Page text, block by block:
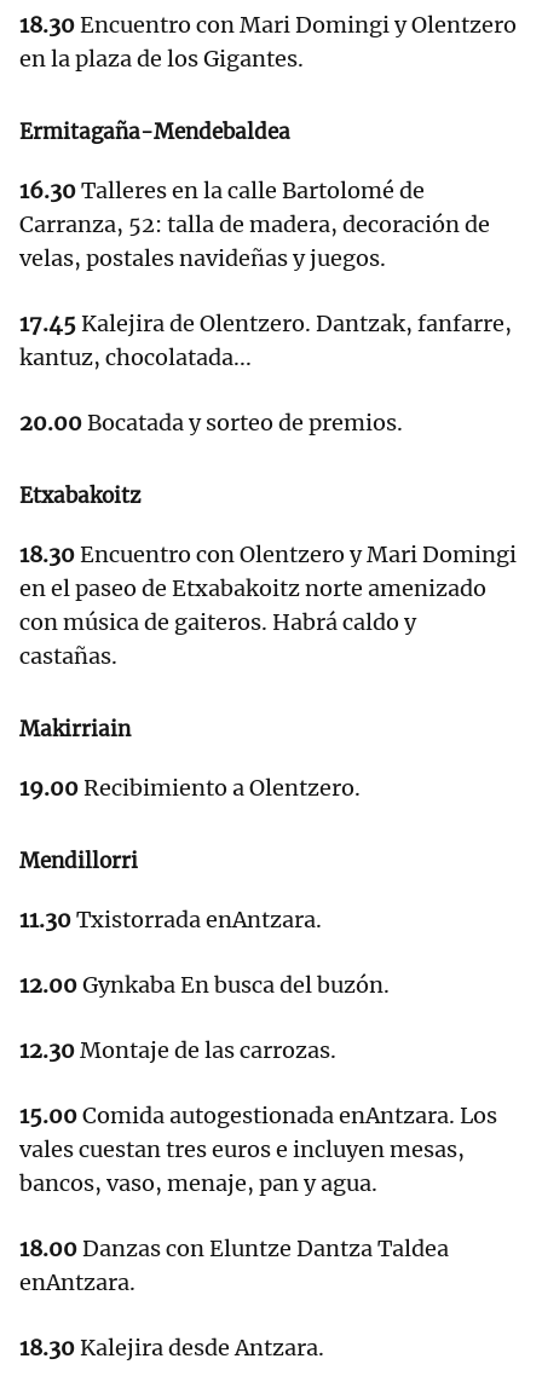
18.30Encuentro con Mari Domingi y Olentzero
en la plaza de los Gigantes.
Ermitagaña-Mendebaldea
16.30Talleres en la calle Bartolomé de
Carranza, 52: talla de madera, decoración de
velas, postales navideñas y juegos.
17.45Kalejira de Olentzero. Dantzak, fanfarre,
kantuz, chocolatada...
20.00Bocatada y sorteo de premios.
Etxabakoitz
18.30Encuentro con Olentzero y Mari Domingi
en el paseo de Etxabakoitz norte amenizado
con música de gaiteros. Habrá caldo y
castañas.
Makirriain
19.00Recibimiento a Olentzero.
Mendillorri
11.30Txistorrada enAntzara.
12.00Gynkaba En busca del buzón.
12.30Montaje de las carrozas.
15.00Comida autogestionada enAntzara. Los
vales cuestan tres euros e incluyen mesas,
bancos, vaso, menaje, pan y agua.
18.00Danzas con Eluntze Dantza Taldea
enAntzara.
18.30Kalejira desde Antzara.